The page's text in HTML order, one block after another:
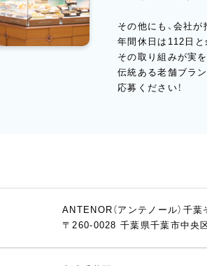
その他にも、会社
年間休日は112日
その取り組みが実
伝統ある老舗ブラ
応募ください！
ANTENOR（アンテノール）千葉
〒260-0028 千葉県千葉市中央